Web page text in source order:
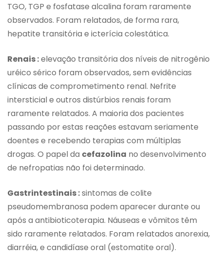
TGO, TGP e fosfatase alcalina foram raramente
observados. Foram relatados, de forma rara,
hepatite transitória e icterícia colestática.
Renais :elevação transitória dos níveis de nitrogênio
uréico sérico foram observados, sem evidências
clínicas de comprometimento renal. Nefrite
intersticial e outros distúrbios renais foram
raramente relatados. A maioria dos pacientes
passando por estas reações estavam seriamente
doentes e recebendo terapias com múltiplas
drogas. O papel da cefazolina no desenvolvimento
de nefropatias não foi determinado.
Gastrintestinais :sintomas de colite
pseudomembranosa podem aparecer durante ou
após a antibioticoterapia. Náuseas e vômitos têm
sido raramente relatados. Foram relatados anorexia,
diarréia, e candidíase oral (estomatite oral).